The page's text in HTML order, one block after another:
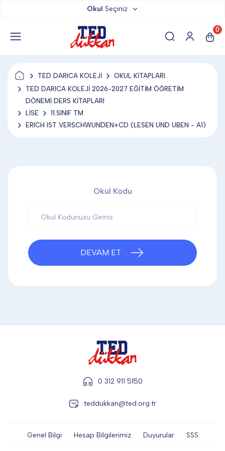
TED YAYINLARI
ANAHTARLIK
DİĞER
Okul Seçiniz
0
TED DARICA KOLEJİ
OKUL KİTAPLARI
TED DARICA KOLEJİ 2026-2027 EĞİTİM ÖĞRETİM
DÖNEMİ DERS KİTAPLARI
LİSE
11.SINIF TM
ERICH IST VERSCHWUNDEN+CD (LESEN UND UBEN - A1)
Okul Kodu
DEVAM ET
0 312 911 5150
teddukkan@ted.org.tr
Genel Bilgi Hesap Bilgilerimiz Duyurular SSS